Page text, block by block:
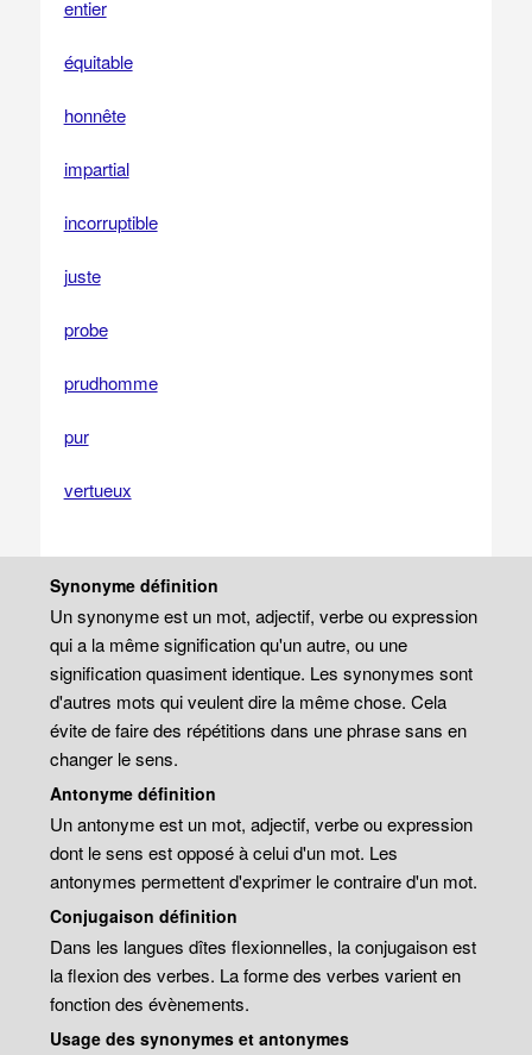
entier
équitable
honnête
impartial
incorruptible
juste
probe
prudhomme
pur
vertueux
Synonyme définition
Un synonyme est un mot, adjectif, verbe ou expression
qui a la même signification qu'un autre, ou une
signification quasiment identique. Les synonymes sont
d'autres mots qui veulent dire la même chose. Cela
évite de faire des répétitions dans une phrase sans en
changer le sens.
Antonyme définition
Un antonyme est un mot, adjectif, verbe ou expression
dont le sens est opposé à celui d'un mot. Les
antonymes permettent d'exprimer le contraire d'un mot.
Conjugaison définition
Dans les langues dîtes flexionnelles, la conjugaison est
la flexion des verbes. La forme des verbes varient en
fonction des évènements.
Usage des synonymes et antonymes